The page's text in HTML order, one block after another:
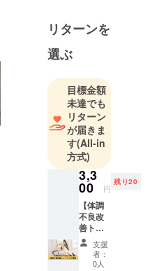
く、その結
くなり、貧
した。
貧血はアス
リートに
とっては致
命的で、ベ
ストパ
フォーマン
スを発揮す
ることは困
難でした。
そんな自分
の経験か
リターンを
選ぶ
目標金額
未達でも
リターン
が届きま
す(All-in
方式)
3,3
00 円
残り20
【体調
不良改
善ト
レーニ
ング体
験】 高
支援
者：
0人